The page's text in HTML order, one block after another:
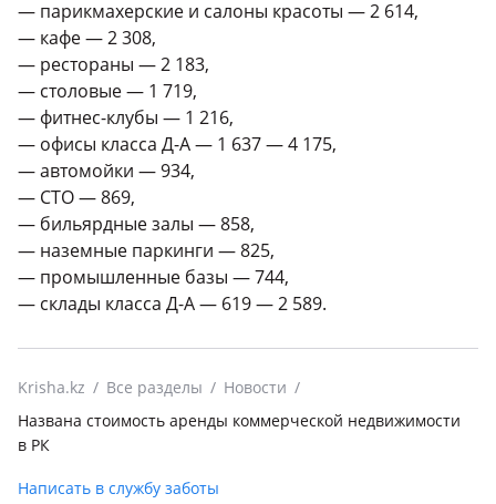
— парикмахерские и салоны красоты — 2 614,
— кафе — 2 308,
— рестораны — 2 183,
— столовые — 1 719,
— фитнес-клубы — 1 216,
— офисы класса Д-А — 1 637 — 4 175,
— автомойки — 934,
— СТО — 869,
— бильярдные залы — 858,
— наземные паркинги — 825,
— промышленные базы — 744,
— склады класса Д-А — 619 — 2 589.
Krisha.kz Все разделы
Новости
Названа стоимость аренды коммерческой недвижимости
в РК
Написать в службу заботы